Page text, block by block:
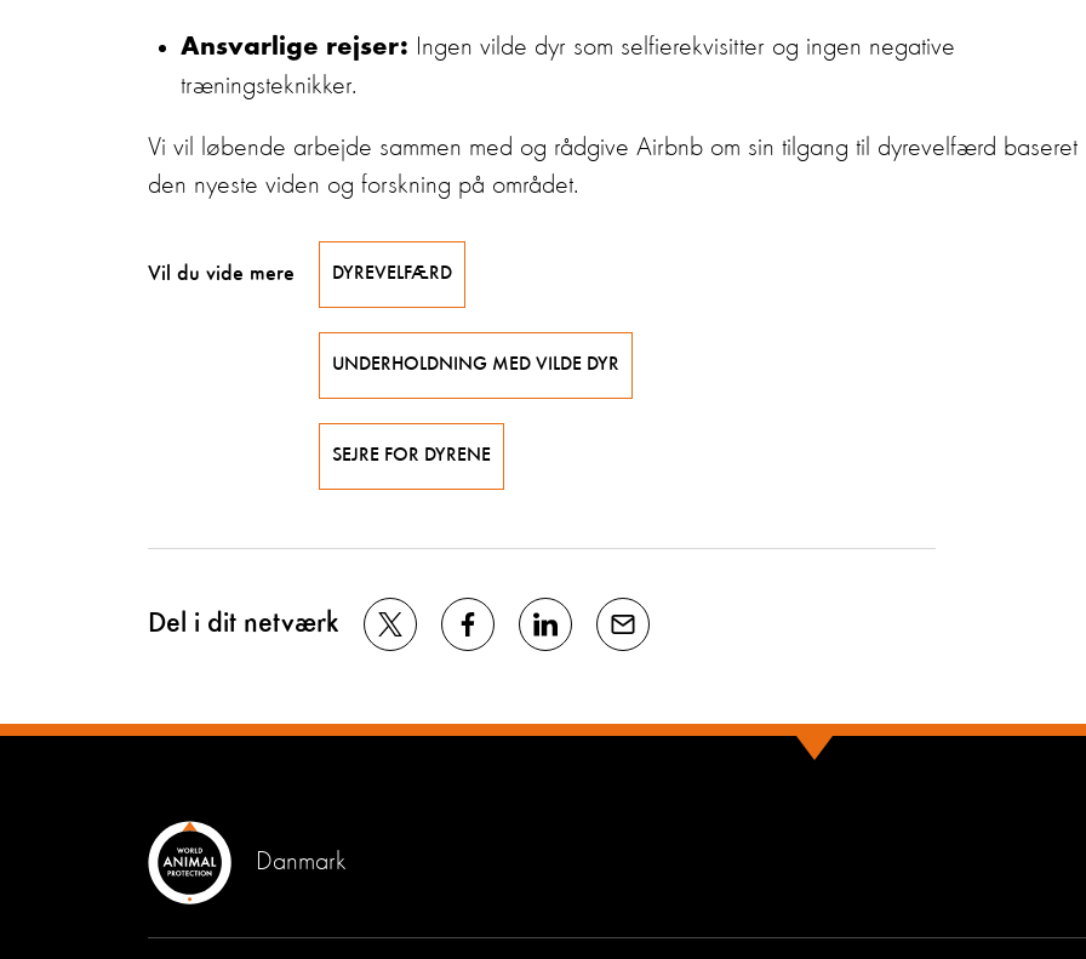
Ansvarlige rejser: Ingen vilde dyr som selfierekvisitter og ingen negative
træningsteknikker.
Vi vil løbende arbejde sammen med og rådgive Airbnb om sin tilgang til dyrevelfærd baseret
den nyeste viden og forskning på området.
Vil du vide mere DYREVELFÆRD
UNDERHOLDNING MED VILDE DYR
SEJRE FOR DYRENE
Del i dit netværk
Danmark